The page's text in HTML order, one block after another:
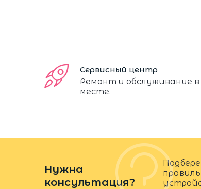
Сервисный центр
Ремонт и обслуживание в
месте.
Нужна
консультация?